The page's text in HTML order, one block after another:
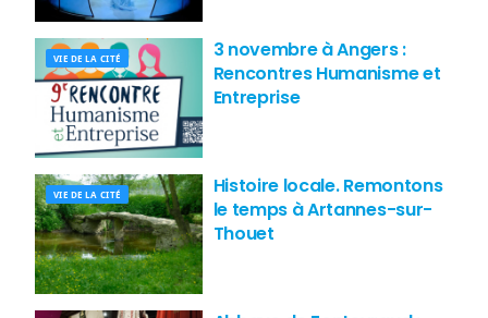
VIE DE LA CITÉ
3 novembre à Angers :
Rencontres Humanisme et
Entreprise
VIE DE LA CITÉ
Histoire locale. Remontons
le temps à Artannes-sur-
Thouet